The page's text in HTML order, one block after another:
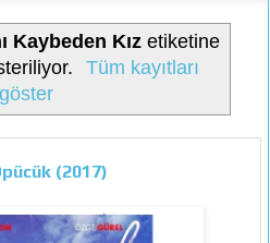
Kaybeden Kızetiketine
Tüm kayıtları
göster
(2017)